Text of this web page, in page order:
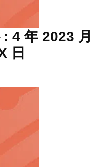
4 年 2023 月
日